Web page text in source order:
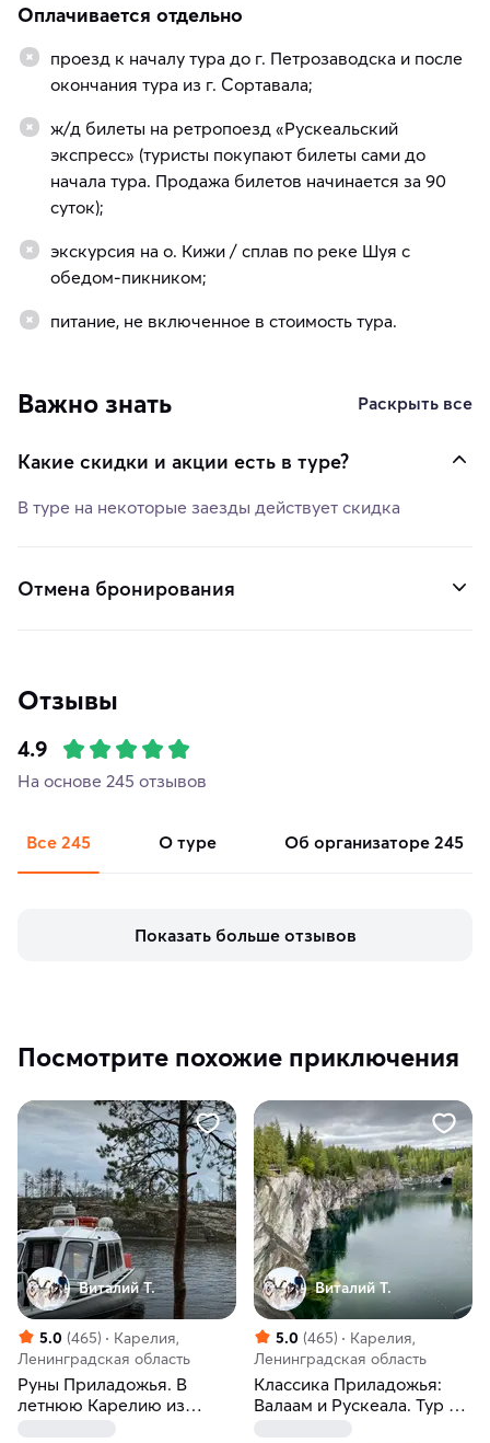
Оплачивается отдельно
проезд к началу тура до г. Петрозаводска и после
окончания тура из г. Сортавала;
ж/д билеты на ретропоезд «Рускеальский
экспресс» (туристы покупают билеты сами до
начала тура. Продажа билетов начинается за 90
суток);
экскурсия на о. Кижи / сплав по реке Шуя с
обедом-пикником;
питание, не включенное в стоимость тура.
Важно знать Раскрыть все
Какие скидки и акции есть в туре?
В туре на некоторые заезды действует скидка
Отмена бронирования
Отзывы
4.9
На основе 245 отзывов
Все 245 о туре об организаторе 245
Показать больше отзывов
Посмотрите похожие приключения
Виталий Т.
5.0 (465)
Карелия,
Ленинградская область
Руны Приладожья. В
летнюю Карелию из
Виталий Т.
5.0 (465)
Карелия,
Ленинградская область
Классика Приладожья:
Валаам и Рускеала. Тур из